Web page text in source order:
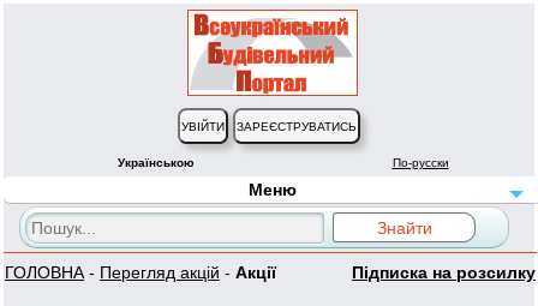
Українською По-русски
Меню
ГОЛОВНА - Перегляд акцій - Акції Підписка на розсилку